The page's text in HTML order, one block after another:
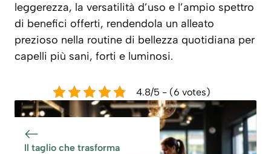
leggerezza, la versatilità d’uso e l’ampio spettro
di benefici offerti, rendendola un alleato
prezioso nella routine di bellezza quotidiana per
capelli più sani, forti e luminosi.
4.8/5 - (6 votes)
Il taglio che trasforma